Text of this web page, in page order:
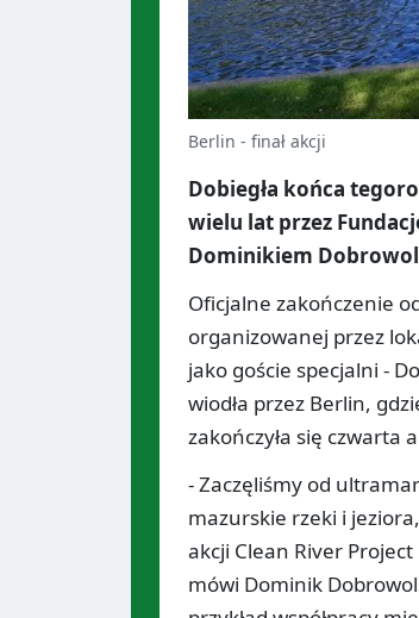
Berlin - finał akcji
Dobiegła końca
wielu lat przez
Dominikiem
Oficjalne zakończenie
organizowanej przez
jako goście specjalni -
wiodła przez Berlin,
zakończyła się czwarta
- Zaczęliśmy od
mazurskie rzeki i
akcji Clean River
mówi Dominik